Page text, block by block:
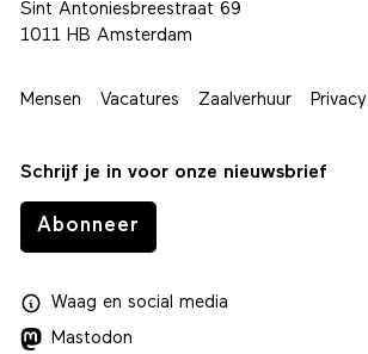
Sint Antoniesbreestraat 69
1011 HB Amsterdam
Mensen Vacatures Zaalverhuur Privacy
Schrijf je in voor onze nieuwsbrief
Abonneer
Waagen social media
Mastodon